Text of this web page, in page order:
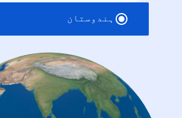
ہندوستان